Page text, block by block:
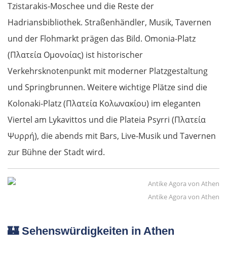
Tzistarakis-Moschee und die Reste der
Hadriansbibliothek. Straßenhändler, Musik, Tavernen
und der Flohmarkt prägen das Bild. Omonia-Platz
(Πλατεία Ομονοίας) ist historischer
Verkehrsknotenpunkt mit moderner Platzgestaltung
und Springbrunnen. Weitere wichtige Plätze sind die
Kolonaki-Platz (Πλατεία Κολωνακίου) im eleganten
Viertel am Lykavittos und die Plateia Psyrri (Πλατεία
Ψυρρή), die abends mit Bars, Live-Musik und Tavernen
zur Bühne der Stadt wird.
Antike Agora von Athen
🏰Sehenswürdigkeiten in Athen